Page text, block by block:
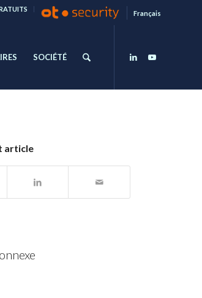
Français
SOCIÉTÉ
article